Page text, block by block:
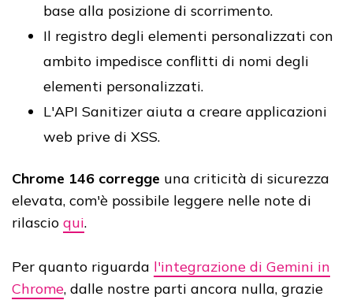
base alla posizione di scorrimento.
Il registro degli elementi personalizzati con
ambito impedisce conflitti di nomi degli
elementi personalizzati.
L'API Sanitizer aiuta a creare applicazioni
web prive di XSS.
Chrome 146 corregge una criticità di sicurezza
elevata, com'è possibile leggere nelle note di
rilascio qui.
Per quanto riguarda l'integrazione di Gemini in
Chrome, dalle nostre parti ancora nulla, grazie